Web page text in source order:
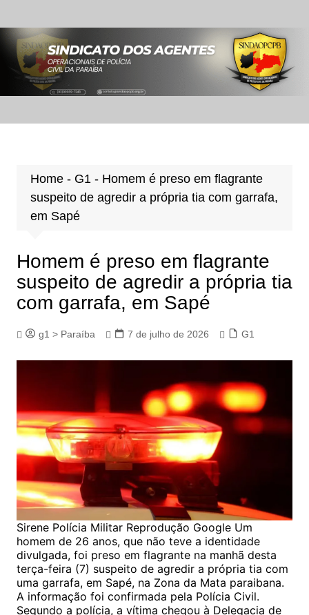
para
conteúdo
Home- G1 - Homem é preso em flagrante
suspeito de agredir a própria tia com garrafa,
em Sapé
Homem é preso em flagrante
suspeito de agredir a própria tia
com garrafa, em Sapé
g1 > Paraíba 7 de julho de 2026 G1
Sirene Polícia Militar Reprodução Google Um
homem de 26 anos, que não teve a identidade
divulgada, foi preso em flagrante na manhã desta
terça-feira (7) suspeito de agredir a própria tia com
uma garrafa, em Sapé, na Zona da Mata paraibana.
A informação foi confirmada pela Polícia Civil.
Segundo a polícia, a vítima chegou à Delegacia de